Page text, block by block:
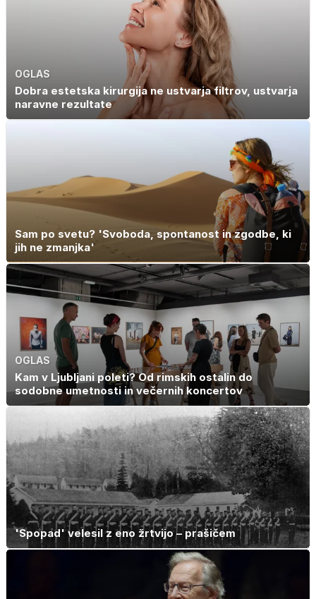
OGLAS
Dobra estetska kirurgija ne ustvarja filtrov, ustvarja
naravne rezultate
Sam po svetu? 'Svoboda, spontanost in zgodbe, ki
jih ne zmanjka'
OGLAS
Kam v Ljubljani poleti? Od rimskih ostalin do
sodobne umetnosti in večernih koncertov
'Spopad' velesil z eno žrtvijo – prašičem